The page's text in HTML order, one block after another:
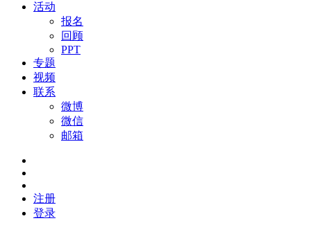
活动
报名
回顾
PPT
专题
视频
联系
微博
微信
邮箱
注册
登录